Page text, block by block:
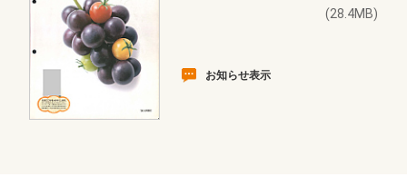
(28.4MB)
お知らせ表示